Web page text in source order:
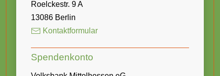
Roelckestr. 9 A
13086 Berlin
Kontaktformular
Spendenkonto